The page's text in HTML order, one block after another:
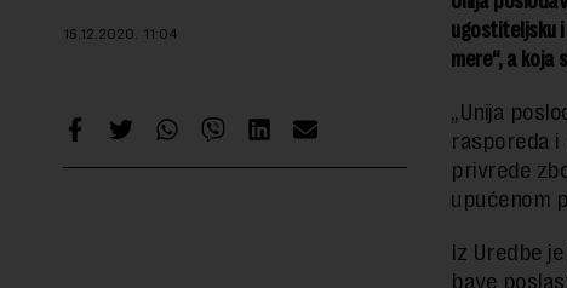
16.12.2020. 11:04
ugostiteljsku
mere“, a koja
„Unija
rasporeda
privrede
upućenom
Iz Uredbe
bave